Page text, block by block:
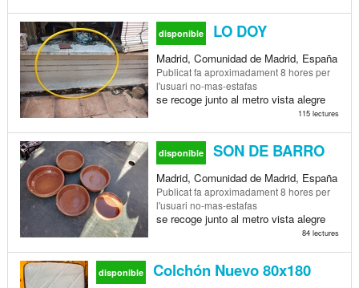
disponible LO DOY
Madrid, Comunidad de Madrid, España
Publicatfa aproximadament 8 horesper
l'usuari no-mas-estafas
se recoge junto al metro vista alegre
115 lectures
disponible SON DE BARRO
Madrid, Comunidad de Madrid, España
Publicatfa aproximadament 8 horesper
l'usuari no-mas-estafas
se recoge junto al metro vista alegre
84 lectures
disponible Colchón Nuevo 80x180